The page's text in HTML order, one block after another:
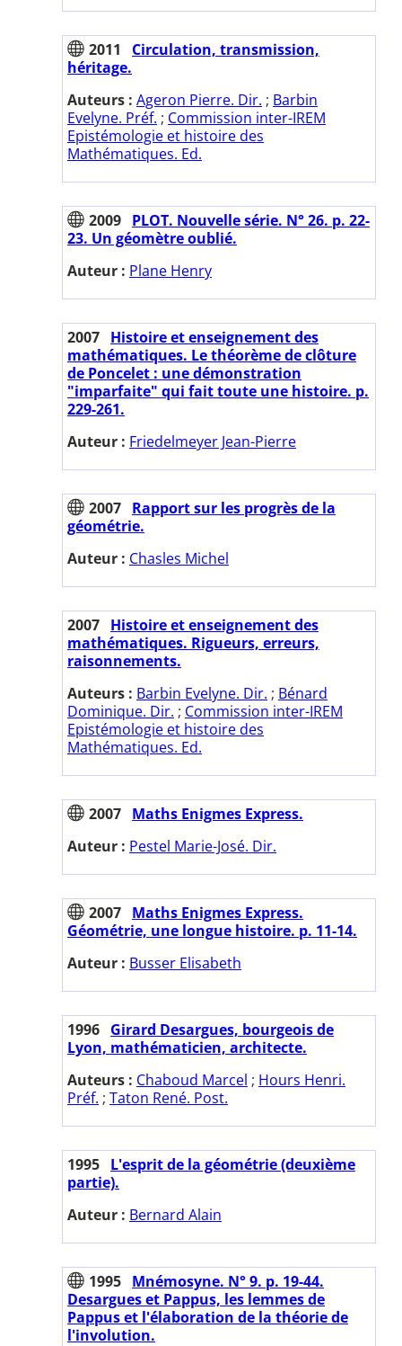
2011
Circulation, transmission,
héritage.
Auteurs : Ageron Pierre. Dir. ; Barbin
Evelyne. Préf. ; Commission inter-IREM
Epistémologie et histoire des
Mathématiques. Ed.
2009 PLOT. Nouvelle série. N° 26. p. 22-
23. Un géomètre oublié.
Auteur : Plane Henry
2007 Histoire et enseignement des
mathématiques. Le théorème de clôture
de Poncelet : une démonstration
"imparfaite" qui fait toute une histoire. p.
229-261.
Auteur : Friedelmeyer Jean-Pierre
2007 Rapport sur les progrès de la
géométrie.
Auteur : Chasles Michel
2007 Histoire et enseignement des
mathématiques. Rigueurs, erreurs,
raisonnements.
Auteurs : Barbin Evelyne. Dir. ; Bénard
Dominique. Dir. ; Commission inter-IREM
Epistémologie et histoire des
Mathématiques. Ed.
2007 Maths Enigmes Express.
Auteur : Pestel Marie-José. Dir.
2007 Maths Enigmes Express.
Géométrie, une longue histoire. p. 11-14.
Auteur : Busser Elisabeth
1996 Girard Desargues, bourgeois de
Lyon, mathématicien, architecte.
Auteurs : Chaboud Marcel ; Hours Henri.
Préf. ; Taton René. Post.
1995 L'esprit de la géométrie (deuxième
partie).
Auteur : Bernard Alain
1995 Mnémosyne. N° 9. p. 19-44.
Desargues et Pappus, les lemmes de
Pappus et l'élaboration de la théorie de
l'involution.